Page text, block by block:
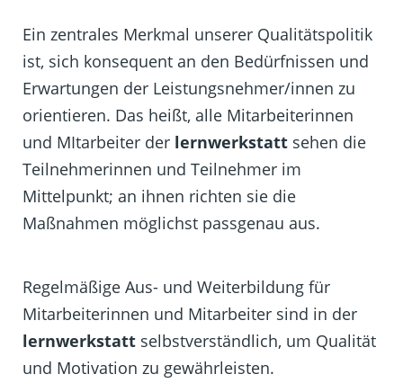
Ein zentrales Merkmal unserer Qualitätspolitik
ist, sich konsequent an den Bedürfnissen und
Erwartungen der Leistungsnehmer/innen zu
orientieren. Das heißt, alle Mitarbeiterinnen
und MItarbeiter der lernwerkstatt sehen die
Teilnehmerinnen und Teilnehmer im
Mittelpunkt; an ihnen richten sie die
Maßnahmen möglichst passgenau aus.
Regelmäßige Aus- und Weiterbildung für
Mitarbeiterinnen und Mitarbeiter sind in der
lernwerkstatt selbstverständlich, um Qualität
und Motivation zu gewährleisten.